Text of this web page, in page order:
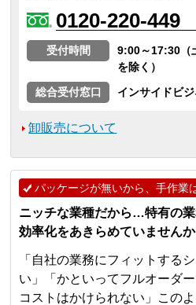
0120-220-449
受付時間
9:00～17:30（
を除く）
総合受付窓口
インサイドビ
卸販売について
パッケージが無いから、手作業
ニッチな業種だから…特有の
効率化をあきらめていませんか
「自社の業務にフィットする
い」「かといってフルオーダ
コストはかけられない」この